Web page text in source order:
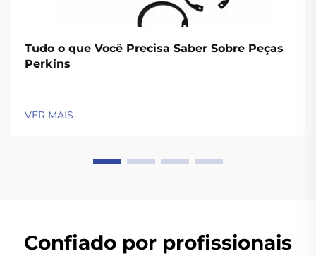
Tudo o que Você Precisa Saber Sobre Peças
Perkins
VER MAIS
Confiado por profissionais